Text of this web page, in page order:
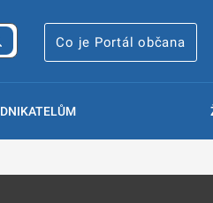
Co je Portál občana